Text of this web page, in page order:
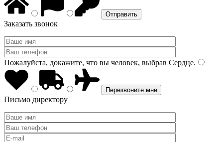
Заказать звонок
Пожалуйста, докажите, что вы человек, выбрав Сердце.
Письмо директору